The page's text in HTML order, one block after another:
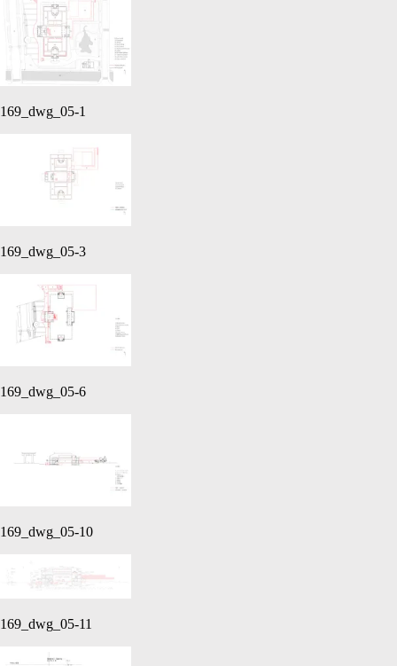
169_dwg_05-1
169_dwg_05-3
169_dwg_05-6
169_dwg_05-10
169_dwg_05-11